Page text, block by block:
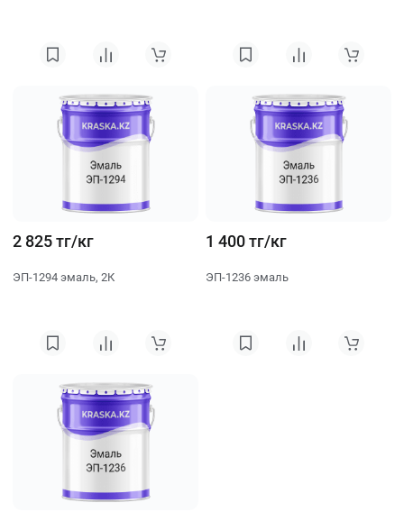
2 825 тг/кг
ЭП-1294 эмаль, 2К
1 400 тг/кг
ЭП-1236 эмаль